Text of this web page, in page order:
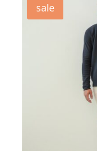
sale